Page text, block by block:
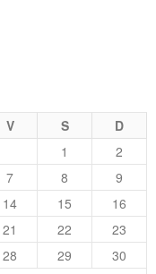
V S
D
1
2
7 8
9
14 15
16
21 22
23
28 29
30